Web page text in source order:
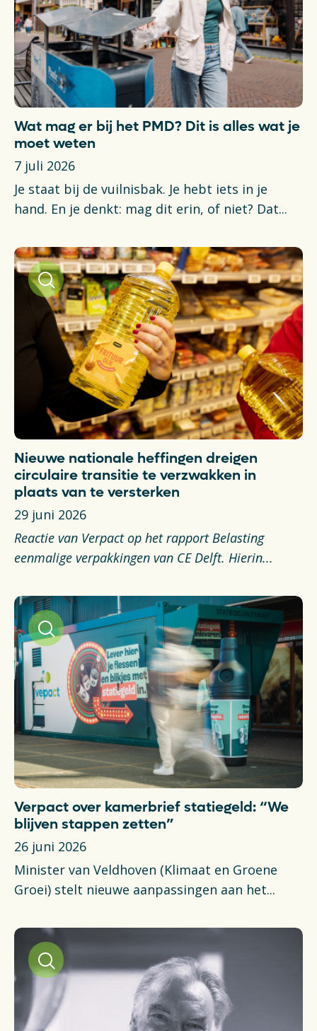
Wat mag er bij het PMD? Dit is alles wat je
moet weten
7 juli 2026
Je staat bij de vuilnisbak. Je hebt iets in je
hand. En je denkt: mag dit erin, of niet? Dat...
Nieuwe nationale heffingen dreigen
circulaire transitie te verzwakken in
plaats van te versterken
29 juni 2026
Reactie van Verpact op het rapport Belasting
eenmalige verpakkingen van CE Delft. Hierin...
Verpact over kamerbrief statiegeld: “We
blijven stappen zetten”
26 juni 2026
Minister van Veldhoven (Klimaat en Groene
Groei) stelt nieuwe aanpassingen aan het...